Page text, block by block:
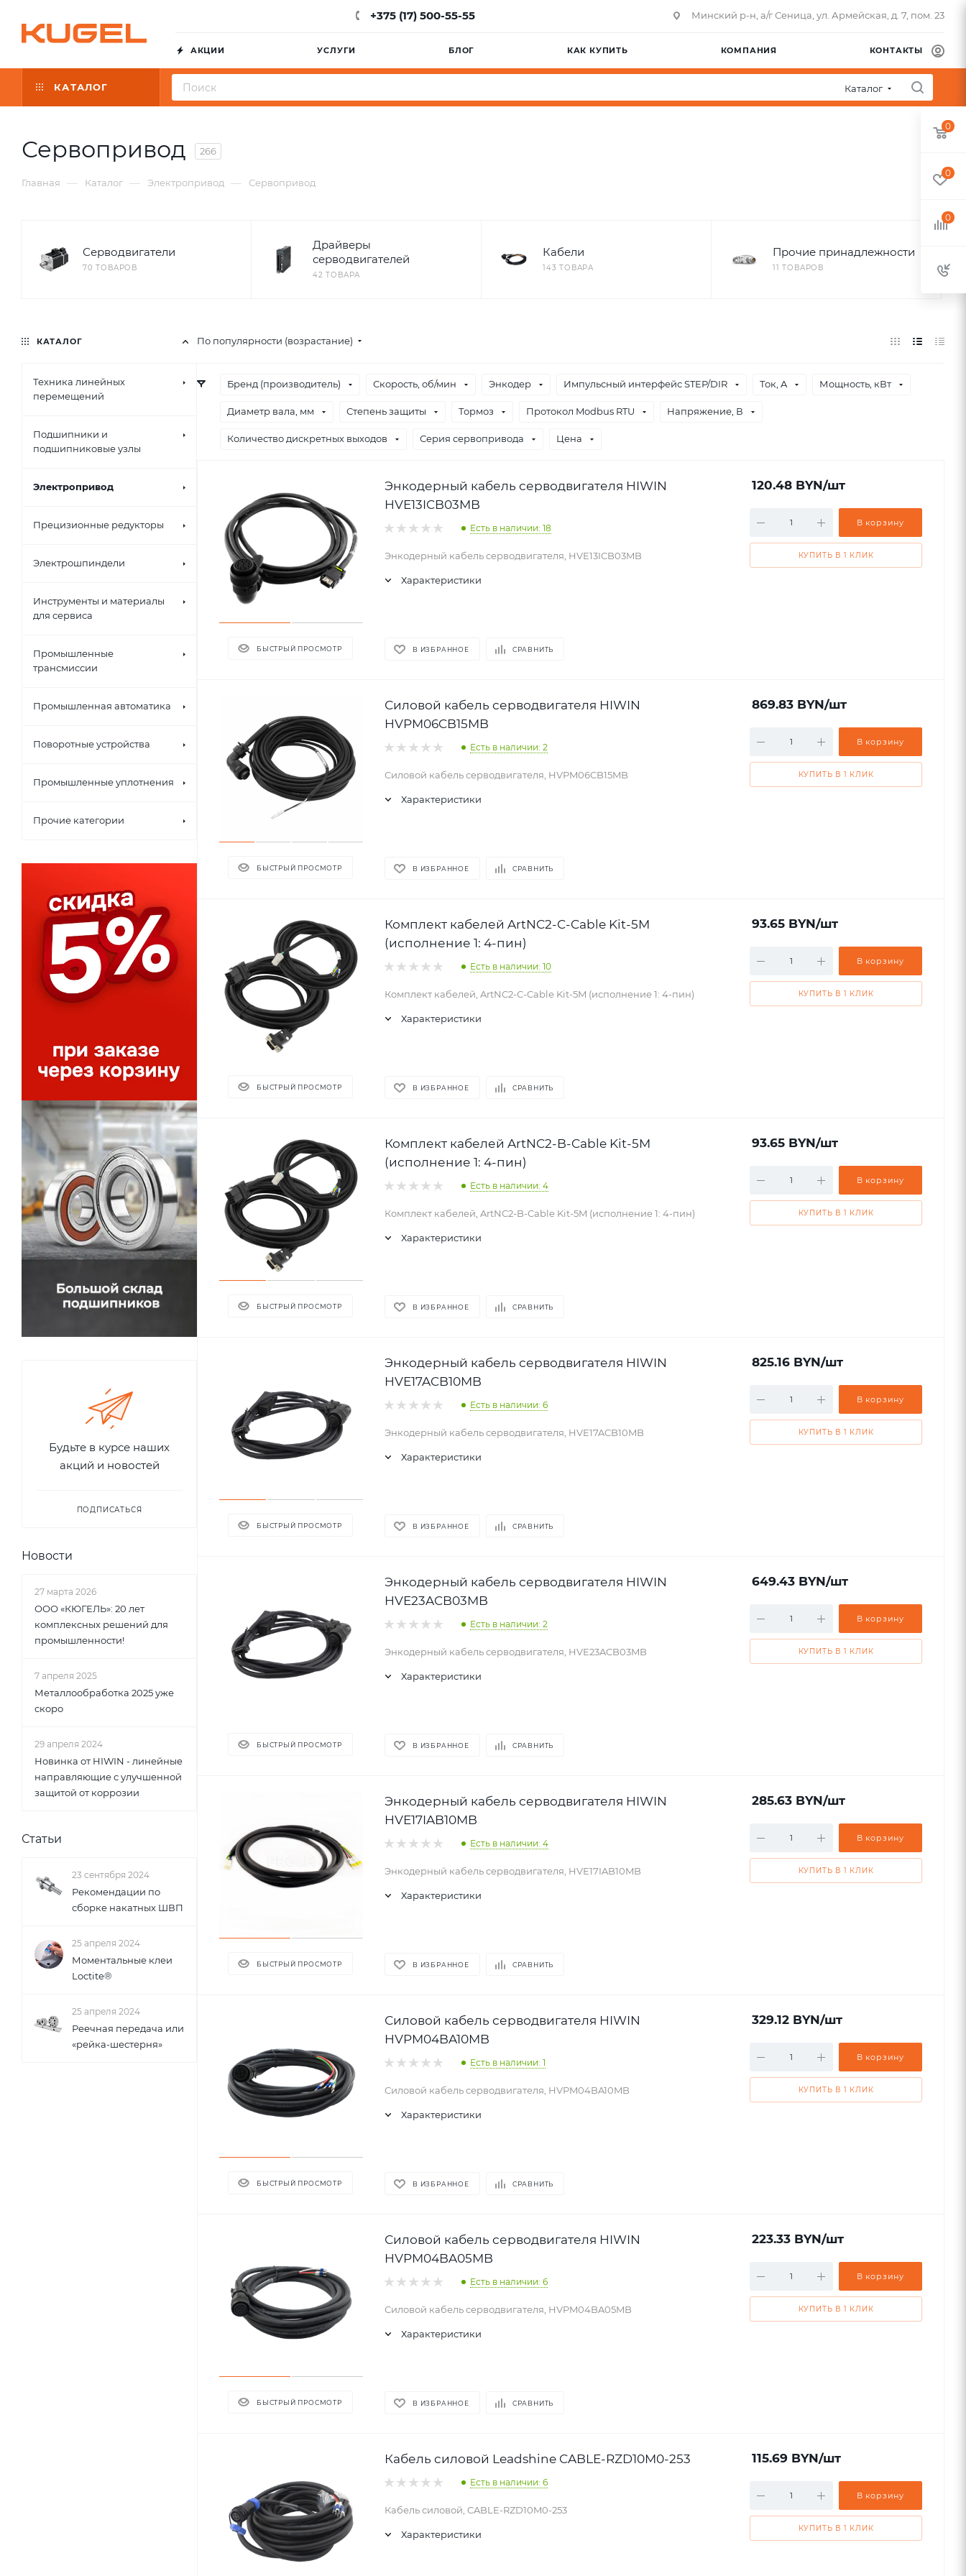
+375 (17) 500-55-55 Минский р-н, а/г Сеница, ул. Армейская, д. 7, пом. 23
АКЦИИ УСЛУГИ БЛОГ КАК КУПИТЬ КОМПАНИЯ КОНТАКТЫ
КАТАЛОГ Каталог
Сервопривод 266
Главная — Каталог — Электропривод — Сервопривод
Серводвигатели
70 ТОВАРОВ
Драйверы
серводвигателей
42 ТОВАРА
Кабели
143 ТОВАРА
Прочие принадлежности
11 ТОВАРОВ
По популярности (возрастание)
Бренд (производитель) Скорость, об/мин Энкодер Импульсный интерфейс STEP/DIR Ток, A Мощность, кВт
Диаметр вала, мм Степень защиты Тормоз Протокол Modbus RTU Напряжение, В
Количество дискретных выходов Серия сервопривода Цена
БЫСТРЫЙ ПРОСМОТР
Энкодерный кабель серводвигателя HIWIN
HVE13ICB03MB
Есть в наличии: 18
Энкодерный кабель серводвигателя, HVE13ICB03MB
Характеристики
В ИЗБРАННОЕ СРАВНИТЬ
120.48 BYN/шт
В корзину
КУПИТЬ В 1 КЛИК
БЫСТРЫЙ ПРОСМОТР
Силовой кабель серводвигателя HIWIN
HVPM06CB15MB
Есть в наличии: 2
Силовой кабель серводвигателя, HVPM06CB15MB
Характеристики
В ИЗБРАННОЕ СРАВНИТЬ
869.83 BYN/шт
В корзину
КУПИТЬ В 1 КЛИК
БЫСТРЫЙ ПРОСМОТР
Комплект кабелей ArtNC2-C-Cable Kit-5M
(исполнение 1: 4-пин)
Есть в наличии: 10
Комплект кабелей, ArtNC2-C-Cable Kit-5M (исполнение 1: 4-пин)
Характеристики
В ИЗБРАННОЕ СРАВНИТЬ
93.65 BYN/шт
В корзину
КУПИТЬ В 1 КЛИК
БЫСТРЫЙ ПРОСМОТР
Комплект кабелей ArtNC2-B-Cable Kit-5M
(исполнение 1: 4-пин)
Есть в наличии: 4
Комплект кабелей, ArtNC2-B-Cable Kit-5M (исполнение 1: 4-пин)
Характеристики
В ИЗБРАННОЕ СРАВНИТЬ
93.65 BYN/шт
В корзину
КУПИТЬ В 1 КЛИК
БЫСТРЫЙ ПРОСМОТР
Энкодерный кабель серводвигателя HIWIN
HVE17ACB10MB
Есть в наличии: 6
Энкодерный кабель серводвигателя, HVE17ACB10MB
Характеристики
В ИЗБРАННОЕ СРАВНИТЬ
825.16 BYN/шт
В корзину
КУПИТЬ В 1 КЛИК
БЫСТРЫЙ ПРОСМОТР
Энкодерный кабель серводвигателя HIWIN
HVE23ACB03MB
Есть в наличии: 2
Энкодерный кабель серводвигателя, HVE23ACB03MB
Характеристики
В ИЗБРАННОЕ СРАВНИТЬ
649.43 BYN/шт
В корзину
КУПИТЬ В 1 КЛИК
БЫСТРЫЙ ПРОСМОТР
Энкодерный кабель серводвигателя HIWIN
HVE17IAB10MB
Есть в наличии: 4
Энкодерный кабель серводвигателя, HVE17IAB10MB
Характеристики
В ИЗБРАННОЕ СРАВНИТЬ
285.63 BYN/шт
В корзину
КУПИТЬ В 1 КЛИК
БЫСТРЫЙ ПРОСМОТР
Силовой кабель серводвигателя HIWIN
HVPM04BA10MB
Есть в наличии: 1
Силовой кабель серводвигателя, HVPM04BA10MB
Характеристики
В ИЗБРАННОЕ СРАВНИТЬ
329.12 BYN/шт
В корзину
КУПИТЬ В 1 КЛИК
БЫСТРЫЙ ПРОСМОТР
Силовой кабель серводвигателя HIWIN
HVPM04BA05MB
Есть в наличии: 6
Силовой кабель серводвигателя, HVPM04BA05MB
Характеристики
В ИЗБРАННОЕ СРАВНИТЬ
223.33 BYN/шт
В корзину
КУПИТЬ В 1 КЛИК
Кабель силовой Leadshine CABLE-RZD10M0-253
Есть в наличии: 6
Кабель силовой, CABLE-RZD10M0-253
Характеристики
115.69 BYN/шт
В корзину
КУПИТЬ В 1 КЛИК
КАТАЛОГ
Техника линейных
перемещений
Подшипники и
подшипниковые узлы
Электропривод
Прецизионные редукторы
Электрошпиндели
Инструменты и материалы
для сервиса
Промышленные
трансмиссии
Промышленная автоматика
Поворотные устройства
Промышленные уплотнения
Прочие категории
Будьте в курсе наших
акций и новостей
ПОДПИСАТЬСЯ
Новости
27 марта 2026
ООО «КЮГЕЛЬ»: 20 лет
комплексных решений для
промышленности!
7 апреля 2025
Металлообработка 2025 уже
скоро
29 апреля 2024
Новинка от HIWIN - линейные
направляющие с улучшенной
защитой от коррозии
Статьи
23 сентября 2024
Рекомендации по
сборке накатных ШВП
25 апреля 2024
Моментальные клеи
Loctite®
25 апреля 2024
Реечная передача или
«рейка-шестерня»
0
0
0